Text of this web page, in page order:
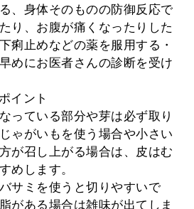
、身体そのものの防御反応で
り、お腹が痛くなったりした
痢止めなどの薬を服用する・
めにお医者さんの診断を受け
イント
っている部分や芽は必ず取り
ゃがいもを使う場合や小さい
が召し上がる場合は、皮はむ
めします。
サミを使うと切りやすいで
がある場合は雑味が出てしま